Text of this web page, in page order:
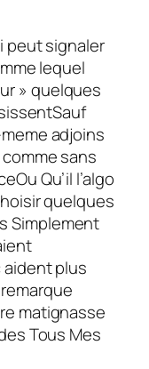
peut signaler
lequel
» quelques
adjoins
sans
Qu’il l’algo
quelques
Simplement
plus
matignasse
Tous Mes